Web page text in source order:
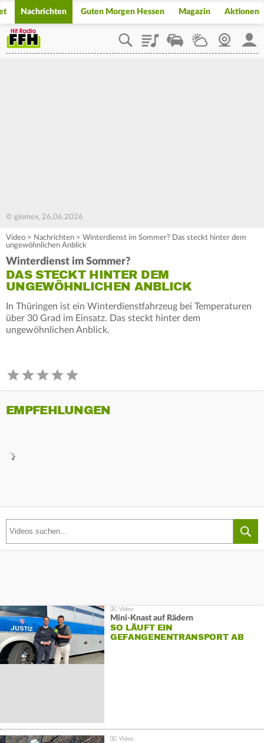
Nachrichten Guten Morgen Hessen Magazin Aktionen
PlaylistStaupilotWetterWebcam
© glomex, 26.06.2026
Video > Nachrichten > Winterdienst im Sommer? Das steckt hinter dem
ungewöhnlichen Anblick
Winterdienst im Sommer?
DAS STECKT HINTER DEM
UNGEWÖHNLICHEN ANBLICK
In Thüringen ist ein Winterdienstfahrzeug bei Temperaturen
über 30 Grad im Einsatz. Das steckt hinter dem
ungewöhnlichen Anblick.
EMPFEHLUNGEN
Mini-Knast auf Rädern
SO LÄUFT EIN
GEFANGENENTRANSPORT AB